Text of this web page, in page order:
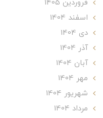
فروردین 1405
اسفند 1404
دی 1404
آذر 1404
آبان 1404
مهر 1404
شهریور 1404
مرداد 1404